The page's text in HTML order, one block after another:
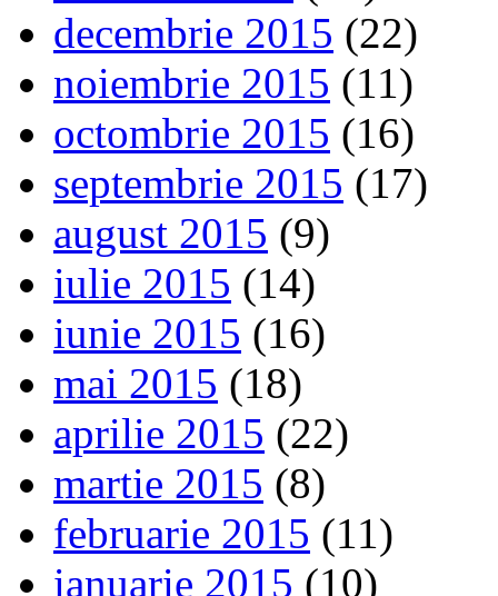
decembrie 2015 (22)
noiembrie 2015 (11)
octombrie 2015 (16)
septembrie 2015 (17)
august 2015 (9)
iulie 2015 (14)
iunie 2015 (16)
mai 2015 (18)
aprilie 2015 (22)
martie 2015 (8)
februarie 2015 (11)
ianuarie 2015 (10)